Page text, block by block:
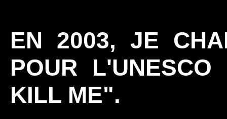
EN 2003, JE
POUR
KILL ME".